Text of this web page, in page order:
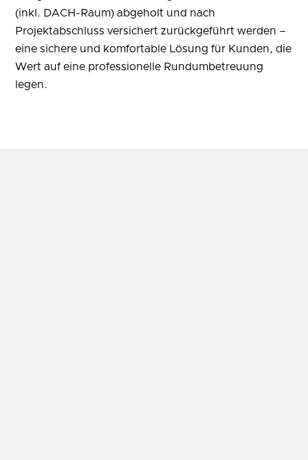
(inkl. DACH-Raum) abgeholt und nach
Projektabschluss versichert zurückgeführt werden –
eine sichere und komfortable Lösung für Kunden, die
Wert auf eine professionelle Rundumbetreuung
legen.